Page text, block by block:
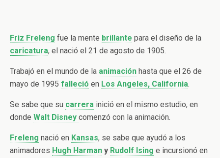
Friz Freleng fue la mente brillante para el diseño de la
caricatura, el nació el 21 de agosto de 1905.
Trabajó en el mundo de la animación hasta que el 26 de
mayo de 1995 falleció en Los Angeles, California.
Se sabe que su carrera inició en el mismo estudio, en
donde Walt Disney comenzó con la animación.
Freleng nació en Kansas, se sabe que ayudó a los
animadores Hugh Harman y Rudolf Ising e incursionó en